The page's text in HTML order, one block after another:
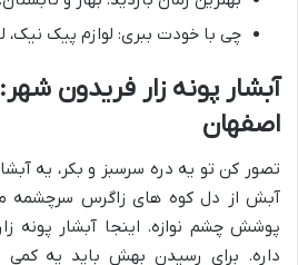
چی با خودت ببری: لوازم پیک
آبشار پونه زار فریدون
اصفهان
تصور کن تو یه دره سرسبز و بکر، یه
آبش از دل کوه های زاگرس سرچشمه
پوشش چشم نوازه. اینجا آبشار پونه
داره. برای رسیدن بهش باید یه کمی